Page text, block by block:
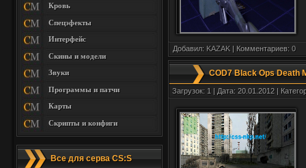
Кровь
Спецэфекты
Интерфейс
Скины и модели
Звуки
Программы и патчи
Карты
Скрипты и конфиги
Все для серва CS:S
Добавил: KAZAK | Комментариев: 0
COD7 Black Ops Death
Загрузок: 1 | Дата: 20.01.2012 |